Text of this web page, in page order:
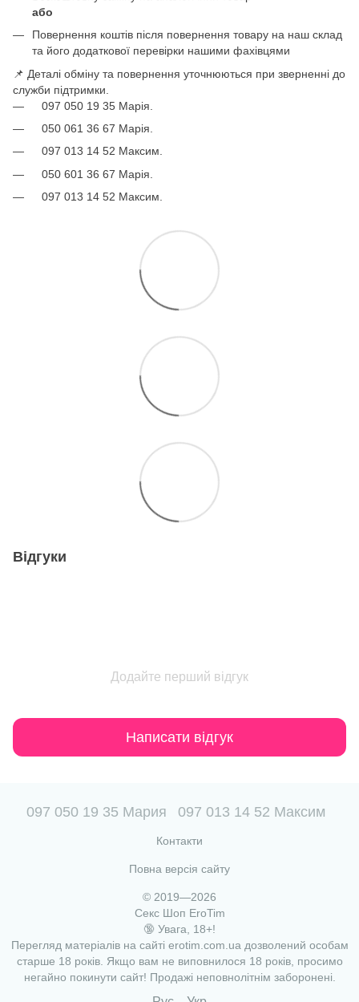
або
Повернення коштів після повернення товару на наш склад
та його додаткової перевірки нашими фахівцями
📌 Деталі обміну та повернення уточнюються при зверненні до
служби підтримки.
097 050 19 35 Марія.
050 061 36 67 Марія.
097 013 14 52 Максим.
050 601 36 67 Марія.
097 013 14 52 Максим.
Відгуки
Додайте перший відгук
Написати відгук
097 050 19 35 Мария 097 013 14 52 Максим
Контакти
Повна версія сайту
© 2019—2026
Секс Шоп EroTim
🔞 Увага, 18+!
Перегляд матеріалів на сайті erotim.com.ua дозволений особам
старше 18 років. Якщо вам не виповнилося 18 років, просимо
негайно покинути сайт! Продажі неповнолітнім заборонені.